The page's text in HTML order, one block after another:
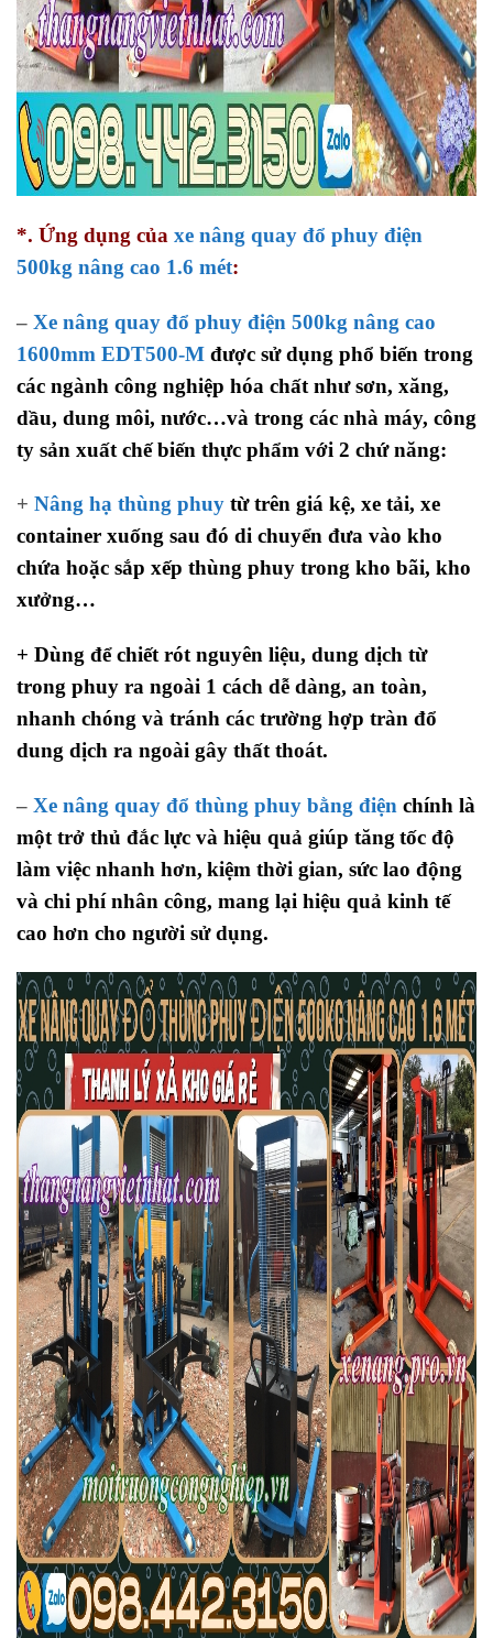
*. Ứng dụng của xe nâng quay đổ phuy điện
500kg nâng cao 1.6 mét:
– Xe nâng quay đổ phuy điện 500kg nâng cao
1600mm EDT500-M được sử dụng phổ biến trong
các ngành công nghiệp hóa chất như sơn, xăng,
dầu, dung môi, nước…và trong các nhà máy, công
ty sản xuất chế biến thực phẩm với 2 chứ năng:
+ Nâng hạ thùng phuy từ trên giá kệ, xe tải, xe
container xuống sau đó di chuyển đưa vào kho
chứa hoặc sắp xếp thùng phuy trong kho bãi, kho
xưởng…
+ Dùng để chiết rót nguyên liệu, dung dịch từ
trong phuy ra ngoài 1 cách dễ dàng, an toàn,
nhanh chóng và tránh các trường hợp tràn đổ
dung dịch ra ngoài gây thất thoát.
– Xe nâng quay đổ thùng phuy bằng điện chính là
một trở thủ đắc lực và hiệu quả giúp tăng tốc độ
làm việc nhanh hơn, kiệm thời gian, sức lao động
và chi phí nhân công, mang lại hiệu quả kinh tế
cao hơn cho người sử dụng.